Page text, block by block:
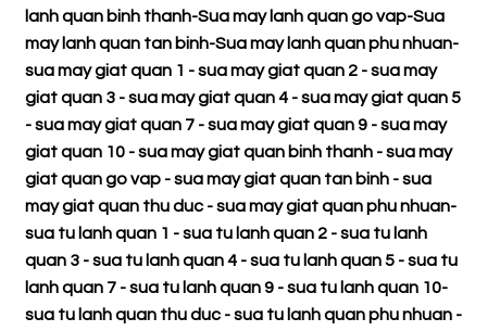
lanh quan binh thanh-Sua may lanh quan go vap-Sua
may lanh quan tan binh-Sua may lanh quan phu nhuan-
sua may giat quan 1 -sua may giat quan 2 -sua may
giat quan 3 -sua may giat quan 4 -sua may giat quan 5
-sua may giat quan 7 -sua may giat quan 9 -sua may
giat quan 10 -sua may giat quan binh thanh -sua may
giat quan go vap -sua may giat quan tan binh -sua
may giat quan thu duc -sua may giat quan phu nhuan-
sua tu lanh quan 1 -sua tu lanh quan 2 -sua tu lanh
quan 3 -sua tu lanh quan 4 -sua tu lanh quan 5 -sua tu
lanh quan 7 -sua tu lanh quan 9 -sua tu lanh quan 10-
sua tu lanh quan thu duc -sua tu lanh quan phu nhuan -